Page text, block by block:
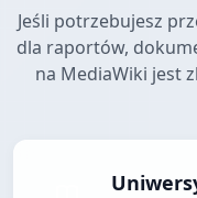
Jeśli potrzebujesz
dla raportów,
na MediaWiki jest